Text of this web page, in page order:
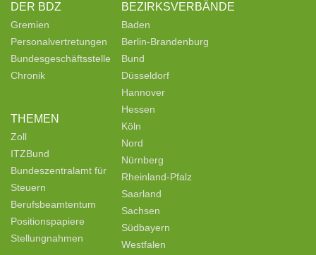
DER BDZ
Gremien
Personalvertretungen
Bundesgeschäftsstelle
Chronik
THEMEN
Zoll
ITZBund
Bundeszentralamt für
Steuern
Berufsbeamtentum
Positionspapiere
Stellungnahmen
BEZIRKSVERBÄNDE
Baden
Berlin-Brandenburg
Bund
Düsseldorf
Hannover
Hessen
Köln
Nord
Nürnberg
Rheinland-Pfalz
Saarland
Sachsen
Südbayern
Westfalen